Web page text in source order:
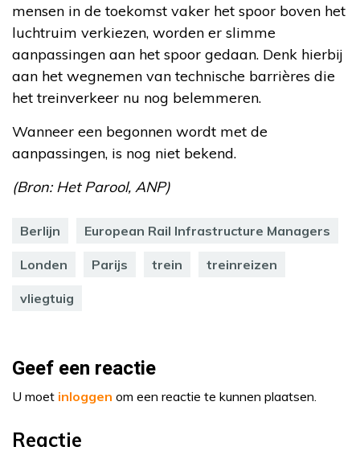
mensen in de toekomst vaker het spoor boven het
luchtruim verkiezen, worden er slimme
aanpassingen aan het spoor gedaan. Denk hierbij
aan het wegnemen van technische barrières die
het treinverkeer nu nog belemmeren.
Wanneer een begonnen wordt met de
aanpassingen, is nog niet bekend.
(Bron: Het Parool, ANP)
Berlijn European Rail Infrastructure Managers
Londen Parijs trein treinreizen
vliegtuig
Geef een reactie
U moet inloggen om een reactie te kunnen plaatsen.
Reactie